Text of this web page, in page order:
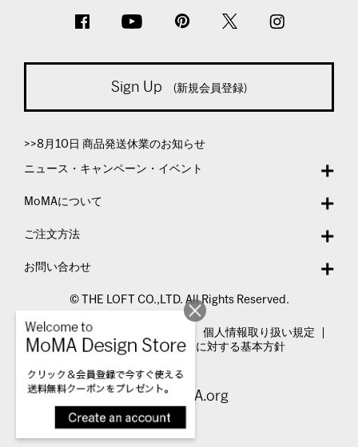
Sign Up (新規会員登録)
>>8月10日 商品発送休業のお知らせ
ニュース・キャンペーン・イベント
MoMAについて
ご注文方法
お問い合わせ
© THE LOFT CO.,LTD. All Rights Reserved.
特定商取引法表示
個人情報取り扱い規定
カスタマーハラスメントに対する基本方針
Visit MoMA.org